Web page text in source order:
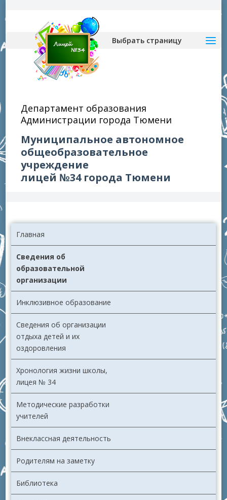
Департамент образования
Администрации города Тюмени
Муниципальное автономное
общеобразовательное
учреждение
лицей №34 города Тюмени
Выбрать страницу
Главная
Сведения об
образовательной
организации
Инклюзивное образование
Сведения об организации
отдыха детей и их
оздоровления
Хронология жизни школы,
лицея № 34
Методические разработки
учителей
Внеклассная деятельность
Родителям на заметку
Библиотека